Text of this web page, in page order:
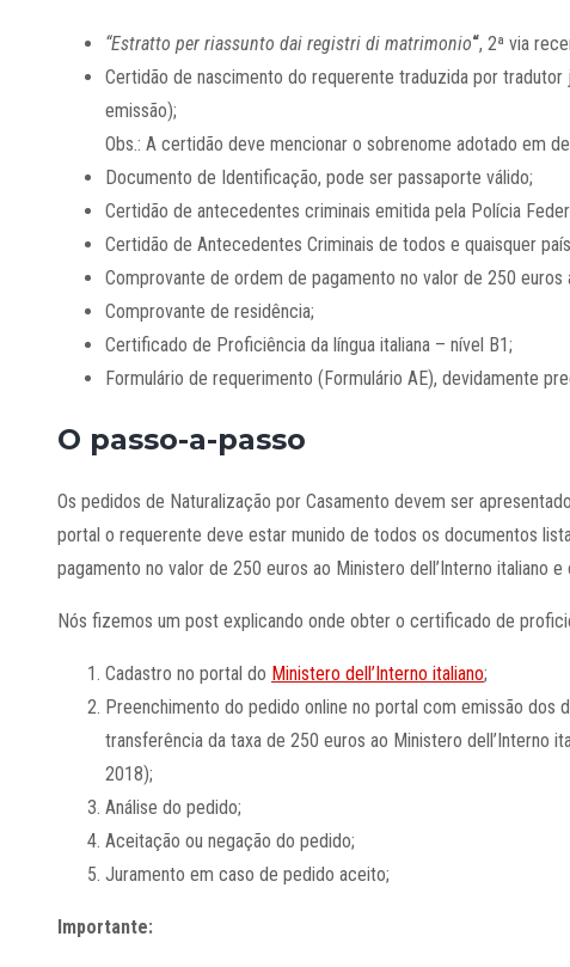
“Estratto per riassunto dai registri di matrimonio“, 2ª via
Certidão de nascimento do requerente traduzida por
emissão);
Obs.: A certidão deve mencionar o sobrenome adotado em
Documento de Identificação, pode ser passaporte válido;
Certidão de antecedentes criminais emitida pela Polícia
Certidão de Antecedentes Criminais de todos e quaisquer
Comprovante de ordem de pagamento no valor de 250 euros
Comprovante de residência;
Certificado de Proficiência da língua italiana – nível B1;
Formulário de requerimento (Formulário AE), devidamente
O passo-a-passo
Os pedidos de Naturalização por Casamento devem ser
portal o requerente deve estar munido de todos os documentos
pagamento no valor de 250 euros ao Ministero dell’Interno italiano
Nós fizemos um post explicando onde obter o certificado de
Cadastro no portal do Ministero dell’Interno italiano;
Preenchimento do pedido online no portal com emissão dos
transferência da taxa de 250 euros ao Ministero dell’Interno
2018);
Análise do pedido;
Aceitação ou negação do pedido;
Juramento em caso de pedido aceito;
Importante: